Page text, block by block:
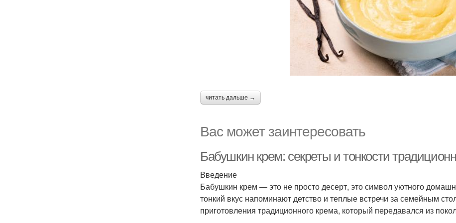
читать дальше →
Вас может заинтересовать
Бабушкин крем: секреты и тонкости
Введение
Бабушкин крем — это не просто десерт, это символ уютного
тонкий вкус напоминают детство и теплые встречи за семейным
приготовления традиционного крема, который передавался из